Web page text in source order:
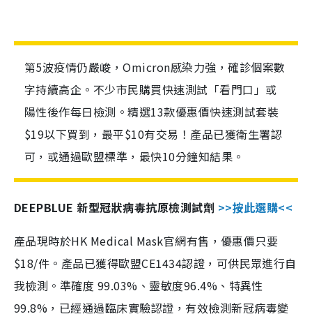
第5波疫情仍嚴峻，Omicron感染力強，確診個案數
字持續高企。不少市民購買快速測試「看門口」或
陽性後作每日檢測。精選13款優惠價快速測試套裝
$19以下買到，最平$10有交易！產品已獲衛生署認
可，或通過歐盟標準，最快10分鐘知結果。
DEEPBLUE 新型冠狀病毒抗原檢測試劑 >>按此選購<<
產品現時於HK Medical Mask官網有售，優惠價只要
$18/件。產品已獲得歐盟CE1434認證，可供民眾進行自
我檢測。準確度 99.03%、靈敏度96.4%、特異性
99.8%，已經通過臨床實驗認證，有效檢測新冠病毒變